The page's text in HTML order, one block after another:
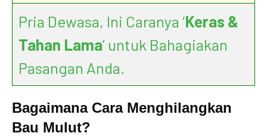
Pria Dewasa, Ini Caranya ‘Keras &
Tahan Lama’ untuk Bahagiakan
Pasangan Anda.
Bagaimana Cara Menghilangkan
Bau Mulut?